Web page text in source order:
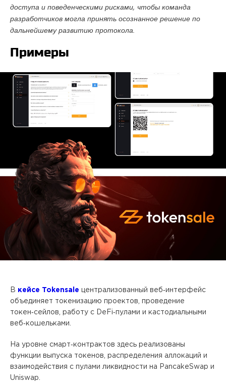
доступа и поведенческими рисками, чтобы команда
разработчиков могла принять осознанное решение по
дальнейшему развитию протокола.
Примеры
В кейсе Tokensale централизованный веб‑интерфейс
объединяет токенизацию проектов, проведение
токен‑сейлов, работу с DeFi‑пулами и кастодиальными
веб‑кошельками.
На уровне смарт‑контрактов здесь реализованы
функции выпуска токенов, распределения аллокаций и
взаимодействия с пулами ликвидности на PancakeSwap и
Uniswap.